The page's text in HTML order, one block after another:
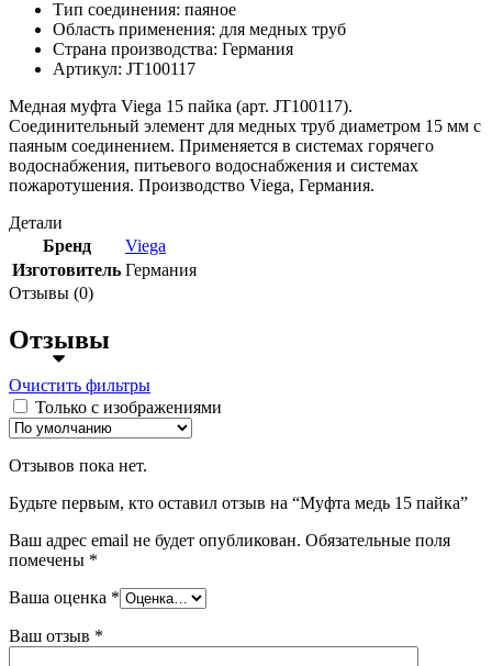
Тип соединения: паяное
Область применения: для медных труб
Страна производства: Германия
Артикул: JT100117
Медная муфта Viega 15 пайка (арт. JT100117).
Соединительный элемент для медных труб диаметром 15 мм с
паяным соединением. Применяется в системах горячего
водоснабжения, питьевого водоснабжения и системах
пожаротушения. Производство Viega, Германия.
Детали
Бренд
Viega
Изготовитель Германия
Отзывы (0)
Отзывы
Очистить фильтры
Только с изображениями
Отзывов пока нет.
Будьте первым, кто оставил отзыв на “Муфта медь 15 пайка”
Ваш адрес email не будет опубликован. Обязательные поля
помечены *
Ваша оценка *
Ваш отзыв *